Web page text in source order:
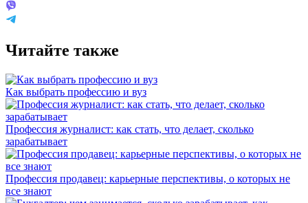
Читайте также
Как выбрать профессию и вуз
Профессия журналист: как стать, что делает, сколько
зарабатывает
Профессия продавец: карьерные перспективы, о которых не
все знают